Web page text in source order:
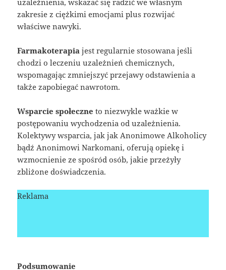
zakresie z ciężkimi emocjami plus rozwijać
właściwe nawyki.
Farmakoterapia jest regularnie stosowana jeśli
chodzi o leczeniu uzależnień chemicznych,
wspomagając zmniejszyć przejawy odstawienia a
także zapobiegać nawrotom.
Wsparcie społeczne to niezwykle ważkie w
postępowaniu wychodzenia od uzależnienia.
Kolektywy wsparcia, jak jak Anonimowe Alkoholicy
bądź Anonimowi Narkomani, oferują opiekę i
wzmocnienie ze spośród osób, jakie przeżyły
zbliżone doświadczenia.
Reklama
Podsumowanie